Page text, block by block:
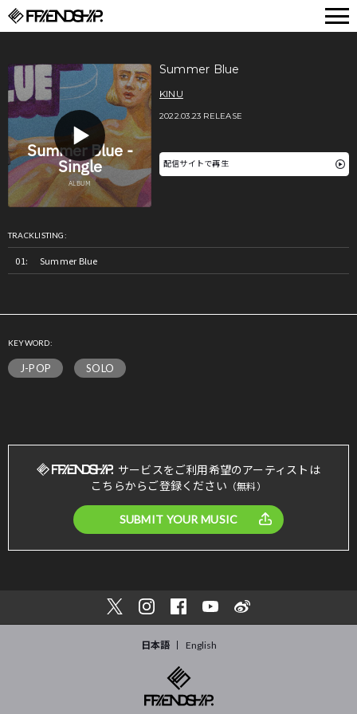
Summer Blue
KINU
2022.03.23 RELEASE
配信サイトで再生
TRACKLISTING:
Summer Blue
KEYWORD:
J-POP SOLO
サービスをご利用希望のアーティストは
こちらからご登録ください （無料）
SUBMIT YOUR MUSIC
日本語 English